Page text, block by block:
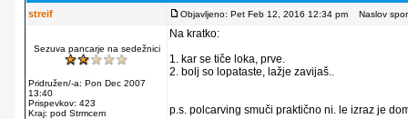
streif Objavljeno: Pet Feb 12, 2016 12:34 pm Naslov
Sezuva pancarje na sedežnici
Pridružen/-a: Pon Dec 2007
13:40
Prispevkov: 423
Kraj: pod Strmcem
Na kratko:
1. kar se tiče loka, prve.
2. bolj so lopataste, lažje zavijaš..
p.s. polcarving smuči praktično ni. le izraz je